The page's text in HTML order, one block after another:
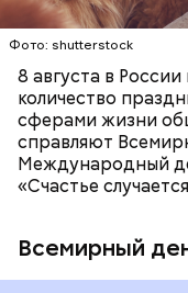
Фото: shutterstock
8 августа в
количество
сферами жизни
справляют
Международный
«Счастье
Всемирный